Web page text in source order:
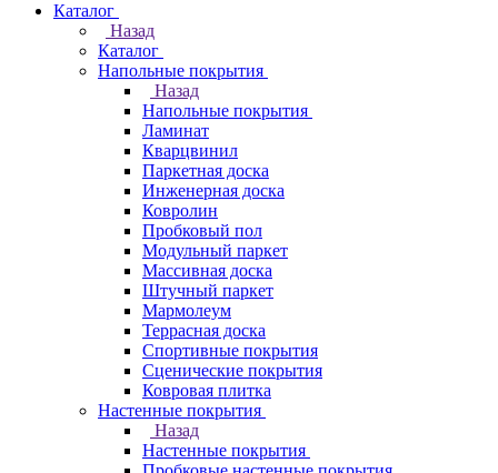
Каталог
Назад
Каталог
Напольные покрытия
Назад
Напольные покрытия
Ламинат
Кварцвинил
Паркетная доска
Инженерная доска
Ковролин
Пробковый пол
Модульный паркет
Массивная доска
Штучный паркет
Мармолеум
Террасная доска
Спортивные покрытия
Сценические покрытия
Ковровая плитка
Настенные покрытия
Назад
Настенные покрытия